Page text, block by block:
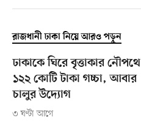
রাজধানী ঢাকা নিয়ে আরও পড়ুন
ঢাকাকে ঘিরে বৃত্তাকার নৌপথে
১২২ কোটি টাকা গচ্চা, আবার
চালুর উদ্যোগ
৩ ঘণ্টা আগে